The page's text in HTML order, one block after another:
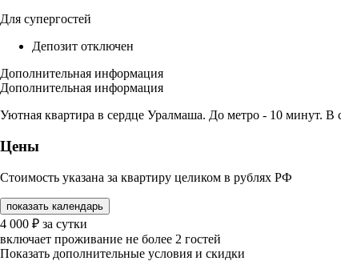
Для супергостей
Депозит отключен
Дополнительная информация
Дополнительная информация
Уютная квартира в сердце Уралмаша. До метро - 10 минут. В
Цены
Стоимость указана за квартиру целиком в рублях РФ
показать календарь
4 000 ₽ за сутки
включает проживание не более 2 гостей
Показать дополнительные условия и скидки